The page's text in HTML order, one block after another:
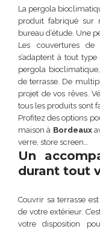
La pergola
produit fabriqué sur
bureau d’étude. Une
Les couvertures de
s’adaptent à tout
pergola
de terrasse. De
projet de vos rêves.
tous les produits sont
Profitez des options
maison à Bordeaux
verre, store screen…
Un
durant tout
Couvrir sa terrasse
de votre extérieur.
votre disposition